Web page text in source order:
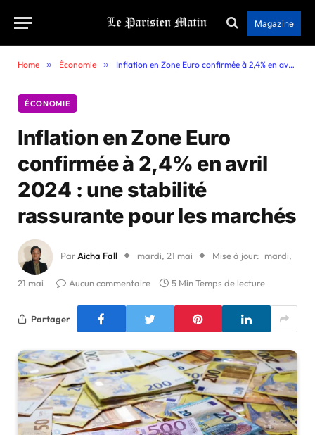
Magazine
Home » Économie » Inflation en Zone Euro confirmée à 2,4% en avril 2024 : une stabilité rassurante pour les marchés
ÉCONOMIE
Inflation en Zone Euro
confirmée à 2,4% en avril
2024 : une stabilité
rassurante pour les marchés
Par Aicha Fall mardi, 21 mai Mise à jour: mardi,
21 mai Aucun commentaire 5 Min Temps de lecture
Partager